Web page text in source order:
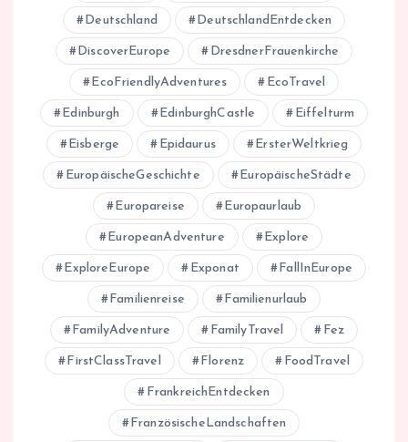
Deutschland DeutschlandEntdecken
DiscoverEurope DresdnerFrauenkirche
EcoFriendlyAdventures EcoTravel
Edinburgh EdinburghCastle Eiffelturm
Eisberge Epidaurus ErsterWeltkrieg
EuropäischeGeschichte EuropäischeStädte
Europareise Europaurlaub
EuropeanAdventure Explore
ExploreEurope Exponat FallInEurope
Familienreise Familienurlaub
FamilyAdventure FamilyTravel Fez
FirstClassTravel Florenz FoodTravel
FrankreichEntdecken
FranzösischeLandschaften